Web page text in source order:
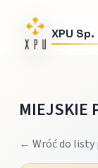
XPU
MIEJSKIE
← Wróć do